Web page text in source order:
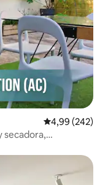
Calificación
4,99 (242)
secadora,